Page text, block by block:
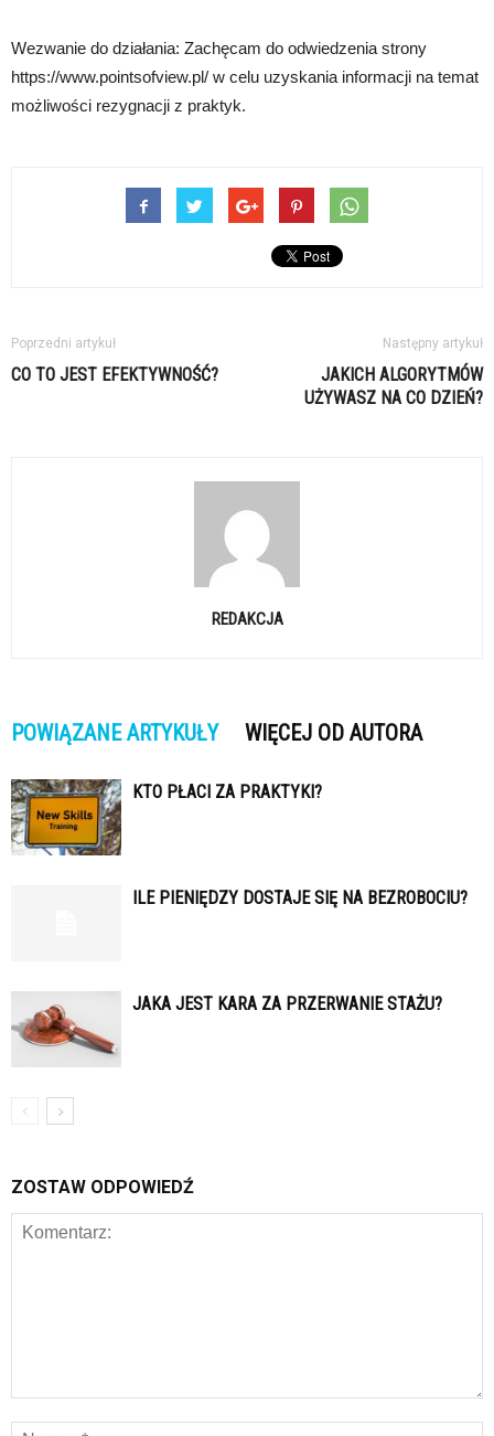
Wezwanie do działania: Zachęcam do odwiedzenia strony
https://www.pointsofview.pl/ w celu uzyskania informacji na temat
możliwości rezygnacji z praktyk.
Poprzedni artykuł
CO TO JEST EFEKTYWNOŚĆ?
Następny artykuł
JAKICH ALGORYTMÓW
UŻYWASZ NA CO DZIEŃ?
REDAKCJA
POWIĄZANE ARTYKUŁY WIĘCEJ OD AUTORA
KTO PŁACI ZA PRAKTYKI?
ILE PIENIĘDZY DOSTAJE SIĘ NA BEZROBOCIU?
JAKA JEST KARA ZA PRZERWANIE STAŻU?
ZOSTAW ODPOWIEDŹ